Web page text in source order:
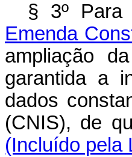
§ 3º
Emenda
ampliação
garantida a
dados
(CNIS), de
(Incluído pela